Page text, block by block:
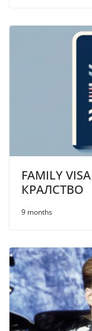
FAMILY
КРАЛСТВО
9 months